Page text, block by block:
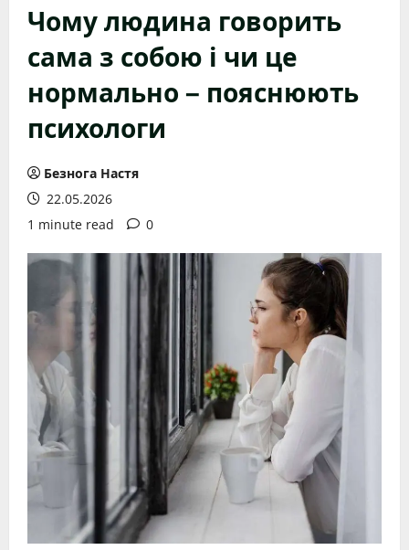
Чому людина говорить
сама з собою і чи це
нормально – пояснюють
психологи
Безнога Настя
22.05.2026
1 minute read
0